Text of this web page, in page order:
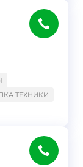
ТЕХНИКИ